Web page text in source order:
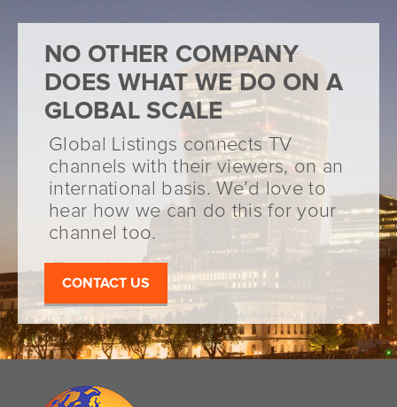
NO OTHER COMPANY
DOES WHAT WE DO ON A
GLOBAL SCALE
Global Listings connects TV
channels with their viewers, on an
international basis. We’d love to
hear how we can do this for your
channel too.
CONTACT US